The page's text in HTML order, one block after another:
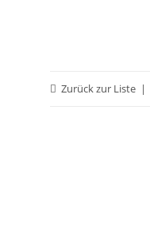
Zurück zur Liste